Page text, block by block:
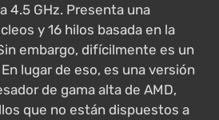
4.5 GHz. Presenta una
y 16 hilos basada en la
embargo, difícilmente es un
lugar de eso, es una versión
de gama alta de AMD,
que no están dispuestos a